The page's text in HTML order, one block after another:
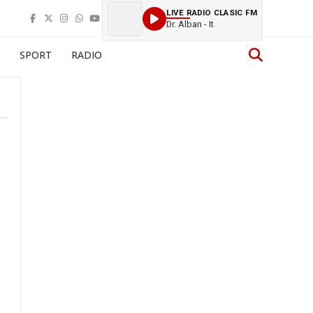
LIVE RADIO CLASIC FM
Dr. Alban - It
SPORT RADIO